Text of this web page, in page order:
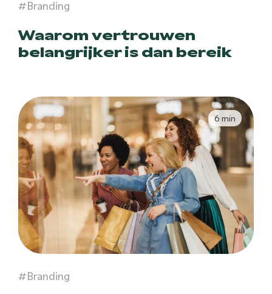
#Branding
Waarom vertrouwen
belangrijker is dan bereik
6 min
#Branding